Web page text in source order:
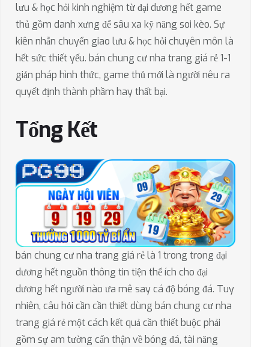
lưu & học hỏi kinh nghiệm từ đại dương hết game
thủ gồm danh xưng để sâu xa kỹ năng soi kèo. Sự
kiên nhẫn chuyển giao lưu & học hỏi chuyên môn là
hết sức thiết yếu. bán chung cư nha trang giá rẻ 1-1
giản pháp hình thức, game thủ mới là người nêu ra
quyết định thành phầm hay thất bại.
Tổng Kết
bán chung cư nha trang giá rẻ là 1 trong trong đại
dương hết nguồn thông tin tiện thể ích cho đại
dương hết người nào ưa mê say cá độ bóng đá. Tuy
nhiên, câu hỏi cần cần thiết dùng bán chung cư nha
trang giá rẻ một cách kết quả cần thiết buộc phải
gồm sự am tường cẩn thận về bóng đá, tài năng